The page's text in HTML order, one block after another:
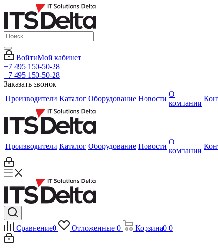
ВойтиМой кабинет
+7 495 150-50-28
+7 495 150-50-28
Заказать звонок
Производители Каталог Оборудование Новости
О
компании
Производители Каталог Оборудование Новости
О
компании
Сравнение0 Отложенные 0 Корзина0 0